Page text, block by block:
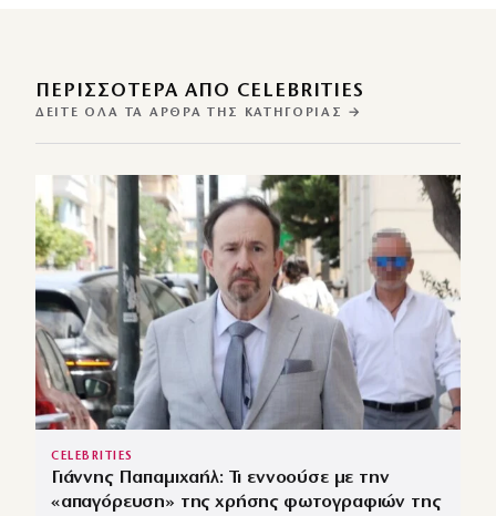
ΠΕΡΙΣΣΌΤΕΡΑ ΑΠΌ CELEBRITIES
ΔΕΊΤΕ ΌΛΑ ΤΑ ΆΡΘΡΑ ΤΗΣ ΚΑΤΗΓΟΡΊΑΣ →
CELEBRITIES
Γιάννης Παπαμιχαήλ: Τι εννοούσε με την
«απαγόρευση» της χρήσης φωτογραφιών της